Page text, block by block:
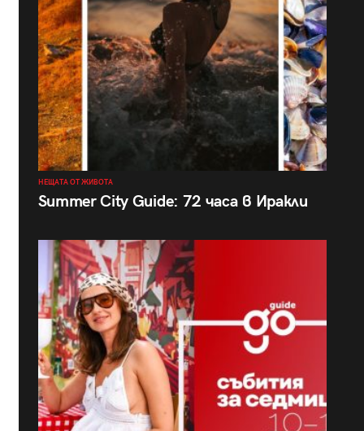
НЕЩАТА ОТ ЖИВОТА
Summer City Guide: 72 часа в Иракли